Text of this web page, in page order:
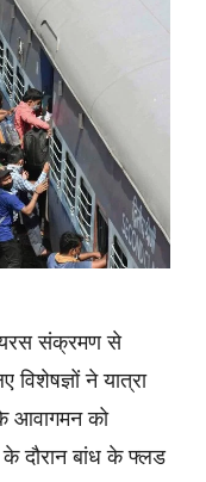
संक्रमण से
विशेषज्ञों ने यात्रा
आवागमन को
के दौरान बांध के फ्लड